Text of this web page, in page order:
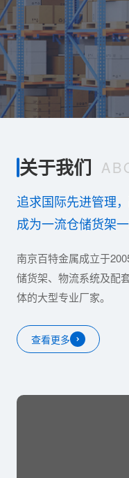
关于我们
追求国际先进管理
成为一流仓储货架
南京百特金属成立于
储货架、物流系统及配
体的大型专业厂家。
查看更多